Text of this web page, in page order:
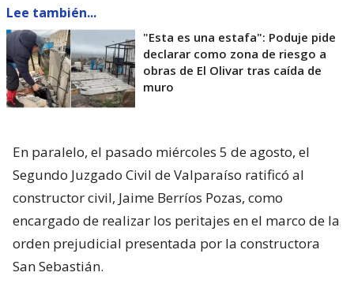
Lee también...
"Esta es una estafa": Poduje pide
declarar como zona de riesgo a
obras de El Olivar tras caída de
muro
En paralelo, el pasado miércoles 5 de agosto, el
Segundo Juzgado Civil de Valparaíso ratificó al
constructor civil, Jaime Berríos Pozas, como
encargado de realizar los peritajes en el marco de la
orden prejudicial presentada por la constructora
San Sebastián.